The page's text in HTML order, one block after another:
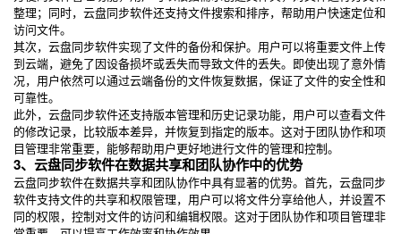
整理；同时，云盘同步软件还支持文件搜索和排序，帮助用户快速定位和
访问文件。
其次，云盘同步软件实现了文件的备份和保护。用户可以将重要文件上传
到云端，避免了因设备损坏或丢失而导致文件的丢失。即使出现了意外情
况，用户依然可以通过云端备份的文件恢复数据，保证了文件的安全性和
可靠性。
此外，云盘同步软件还支持版本管理和历史记录功能，用户可以查看文件
的修改记录，比较版本差异，并恢复到指定的版本。这对于团队协作和项
目管理非常重要，能够帮助用户更好地进行文件的管理和控制。
3、云盘同步软件在数据共享和团队协作中的优势
云盘同步软件在数据共享和团队协作中具有显著的优势。首先，云盘同步
软件支持文件的共享和权限管理，用户可以将文件分享给他人，并设置不
同的权限，控制对文件的访问和编辑权限。这对于团队协作和项目管理非